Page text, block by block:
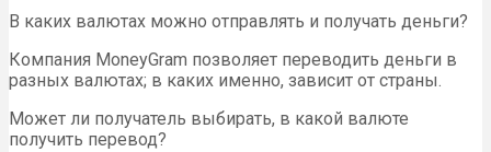
В каких валютах можно отправлять и получать деньги?
Компания MoneyGram позволяет переводить деньги в
разных валютах; в каких именно, зависит от страны.
Может ли получатель выбирать, в какой валюте
получить перевод?